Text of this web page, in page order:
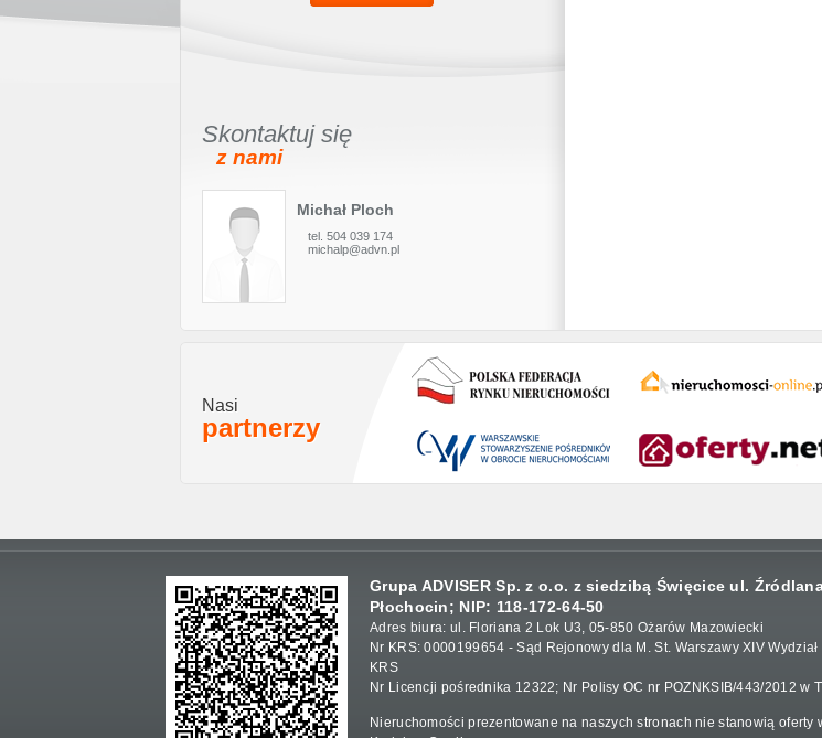
Skontaktuj się
z nami
Michał Ploch
tel. 504 039 174
michalp@advn.pl
Nasi
partnerzy
Grupa ADVISER Sp. z o.o. z siedzibą Święcice ul.
Płochocin; NIP: 118-172-64-50
Adres biura: ul. Floriana 2 Lok U3, 05-850 Ożarów Mazowiecki
Nr KRS: 0000199654 - Sąd Rejonowy dla M. St. Warszawy XIV
KRS
Nr Licencji pośrednika 12322; Nr Polisy OC nr POZNKSIB/443/2012 w
Nieruchomości prezentowane na naszych stronach nie stanowią oferty